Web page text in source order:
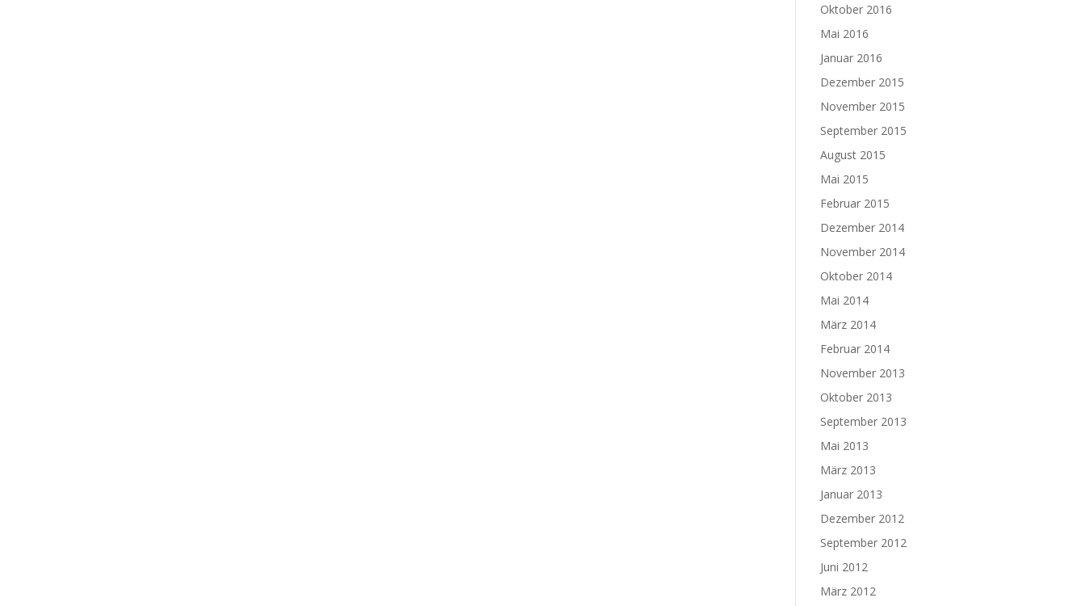
Oktober 2016
Mai 2016
Januar 2016
Dezember 2015
November 2015
September 2015
August 2015
Mai 2015
Februar 2015
Dezember 2014
November 2014
Oktober 2014
Mai 2014
März 2014
Februar 2014
November 2013
Oktober 2013
September 2013
Mai 2013
März 2013
Januar 2013
Dezember 2012
September 2012
Juni 2012
März 2012